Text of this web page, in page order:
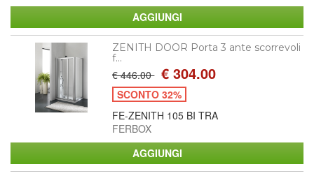
ZENITH DOOR Porta 3 ante scorrevoli
f...
€ 446.00 € 304.00
SCONTO 32%
FE-ZENITH 105 BI TRA
FERBOX